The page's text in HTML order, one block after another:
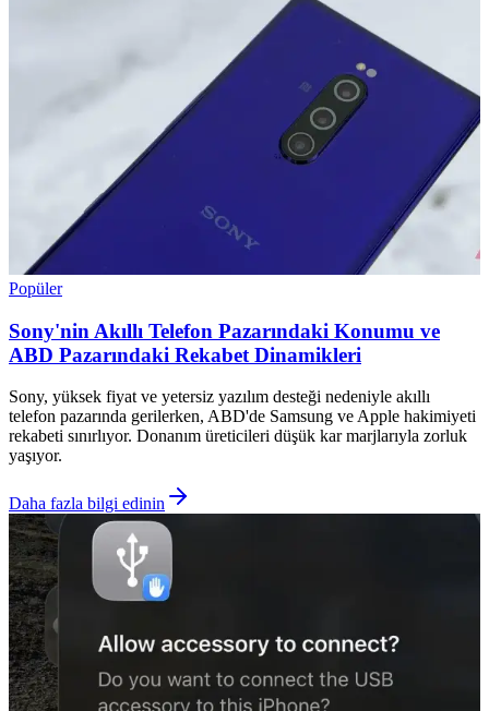
Popüler
Sony'nin Akıllı Telefon Pazarındaki Konumu ve
ABD Pazarındaki Rekabet Dinamikleri
Sony, yüksek fiyat ve yetersiz yazılım desteği nedeniyle akıllı
telefon pazarında gerilerken, ABD'de Samsung ve Apple hakimiyeti
rekabeti sınırlıyor. Donanım üreticileri düşük kar marjlarıyla zorluk
yaşıyor.
Daha fazla bilgi edinin